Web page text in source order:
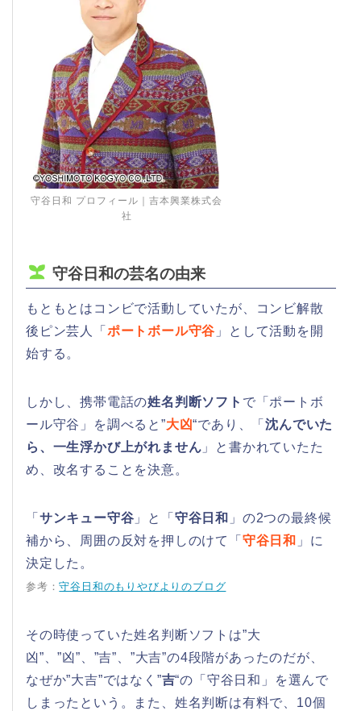
守谷日和 プロフィール｜吉本興業株式会
社
守谷日和の芸名の由来
もともとはコンビで活動していたが、コンビ解散
後ピン芸人「 ポートボール守谷 」として活動を開
始する。
しかし、携帯電話の姓名判断ソフト で「ポートボ
ール守谷」を調べると”大凶“であり、「沈んでいた
ら、一生浮かび上がれません 」と書かれていたた
め、改名することを決意。
「 サンキュー守谷 」と「 守谷日和 」の2つの最終候
補から、周囲の反対を押しのけて「 守谷日和 」に
決定した。
参考：守谷日和のもりやびよりのブログ
その時使っていた姓名判断ソフトは”大
凶”、”凶”、”吉”、”大吉”の4段階があったのだが、
なぜか”大吉”ではなく”吉“の「守谷日和」を選んで
しまったという。また、姓名判断は有料で、10個